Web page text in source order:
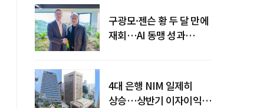
구광모·젠슨 황 두 달 만에
재회…AI 동맹 성과
4대 은행 NIM 일제히
상승…상반기 이자이익